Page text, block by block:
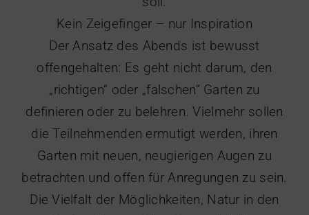
Kein Zeigefinger – nur Inspiration
Der Ansatz des Abends ist bewusst
offengehalten: Es geht nicht darum, den
„richtigen“ oder „falschen“ Garten zu
definieren oder zu belehren. Vielmehr sollen
die Teilnehmenden ermutigt werden, ihren
Garten mit neuen, neugierigen Augen zu
betrachten und offen für Anregungen zu sein.
Die Vielfalt der Möglichkeiten, Natur in den